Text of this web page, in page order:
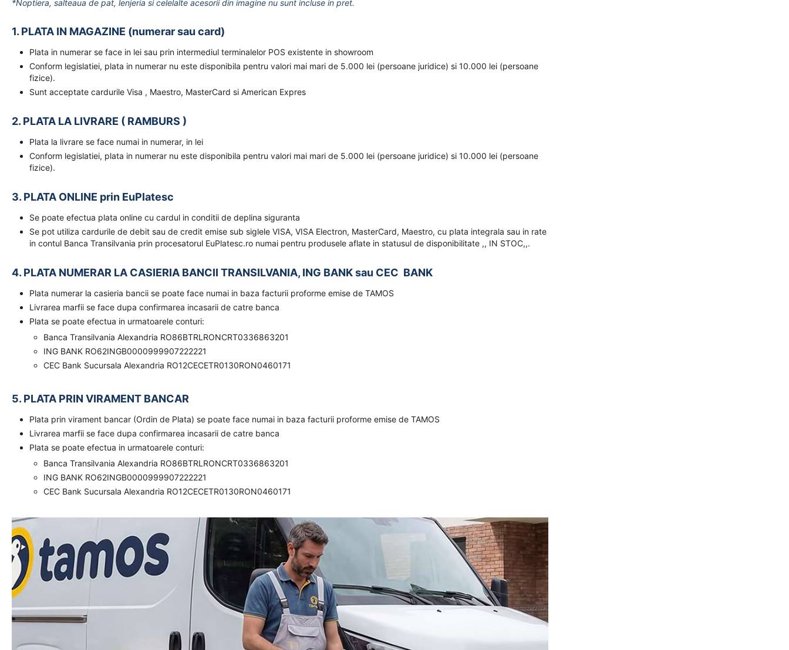
*Noptiera, salteaua de pat, lenjeria si celelalte acesorii din imagine nu sunt incluse in pret.
1. PLATA IN MAGAZINE (numerar sau card)
Plata in numerar se face in lei sau prin intermediul terminalelor POS existente in showroom
Conform legislatiei, plata in numerar nu este disponibila pentru valori mai mari de 5.000 lei (persoane juridice) si 10.000 lei (persoane
fizice).
Sunt acceptate cardurile Visa , Maestro, MasterCard si American Expres
2. PLATA LA LIVRARE ( RAMBURS )
Plata la livrare se face numai in numerar, in lei
Conform legislatiei, plata in numerar nu este disponibila pentru valori mai mari de 5.000 lei (persoane juridice) si 10.000 lei (persoane
fizice).
3. PLATA ONLINE prin EuPlatesc
Se poate efectua plata online cu cardul in conditii de deplina siguranta
Se pot utiliza cardurile de debit sau de credit emise sub siglele VISA, VISA Electron, MasterCard, Maestro, cu plata integrala sau in rate
in contul Banca Transilvania prin procesatorul EuPlatesc.ro numai pentru produsele aflate in statusul de disponibilitate ,, IN STOC,,.
4. PLATA NUMERAR LA CASIERIA BANCII TRANSILVANIA, ING BANK sau CEC BANK
Plata numerar la casieria bancii se poate face numai in baza facturii proforme emise de TAMOS
Livrarea marfii se face dupa confirmarea incasarii de catre banca
Plata se poate efectua in urmatoarele conturi:
Banca Transilvania Alexandria RO86BTRLRONCRT0336863201
ING BANK RO62INGB0000999907222221
CEC Bank Sucursala Alexandria RO12CECETR0130RON0460171
5. PLATA PRIN VIRAMENT BANCAR
Plata prin virament bancar (Ordin de Plata) se poate face numai in baza facturii proforme emise de TAMOS
Livrarea marfii se face dupa confirmarea incasarii de catre banca
Plata se poate efectua in urmatoarele conturi:
Banca Transilvania Alexandria RO86BTRLRONCRT0336863201
ING BANK RO62INGB0000999907222221
CEC Bank Sucursala Alexandria RO12CECETR0130RON0460171